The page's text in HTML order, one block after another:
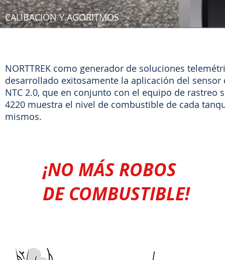
CALIBACIÓN Y AGORITMOS
NORTTREK como generador de soluciones
desarrollado exitosamente la aplicación del
NTC 2.0, que en conjunto con el equipo de rastreo
4220 muestra el nivel de combustible de cada
mismos.
¡NO MÁS ROBOS
DE COMBUSTIBLE!